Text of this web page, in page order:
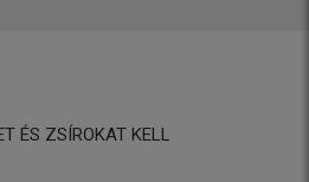
ÉS ZSÍROKAT KELL